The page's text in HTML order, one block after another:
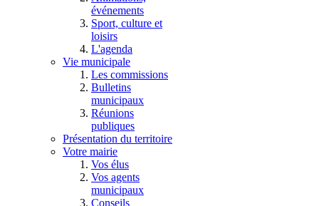
événements
Sport, culture et
loisirs
L'agenda
Vie municipale
Les commissions
Bulletins
municipaux
Réunions
publiques
Présentation du territoire
Votre mairie
Vos élus
Vos agents
municipaux
Conseils